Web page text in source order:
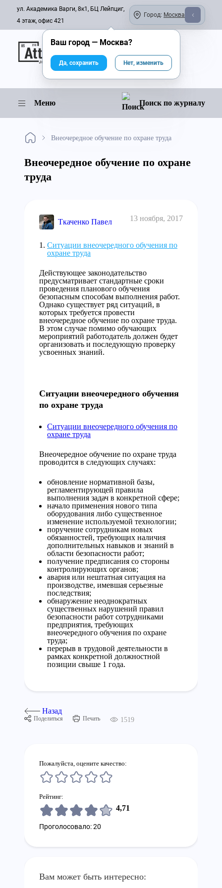
ул. Академика Варги, 8к1, БЦ Лейпциг,
4 этаж, офис 421
Город: Москва
Онлайн-журнал
Меню Поиск по журналу
Внеочередное обучение по охране труда
Внеочередное обучение по охране
труда
Ткаченко Павел 13 ноября, 2017
Ситуации внеочередного обучения по
охране труда
Действующее законодательство
предусматривает стандартные сроки
проведения планового обучения
безопасным способам выполнения работ.
Однако существует ряд ситуаций, в
которых требуется провести
внеочередное обучение по охране труда.
В этом случае помимо обучающих
мероприятий работодатель должен будет
организовать и последующую проверку
усвоенных знаний.
Ситуации внеочередного обучения
по охране труда
Ситуации внеочередного обучения по
охране труда
Внеочередное обучение по охране труда
проводится в следующих случаях:
обновление нормативной базы,
регламентирующей правила
выполнения задач в конкретной сфере;
начало применения нового типа
оборудования либо существенное
изменение используемой технологии;
поручение сотрудникам новых
обязанностей, требующих наличия
дополнительных навыков и знаний в
области безопасности работ;
получение предписания со стороны
контролирующих органов;
авария или нештатная ситуация на
производстве, имевшая серьезные
последствия;
обнаружение неоднократных
существенных нарушений правил
безопасности работ сотрудниками
предприятия, требующих
внеочередного обучения по охране
труда;
перерыв в трудовой деятельности в
рамках конкретной должностной
позиции свыше 1 года.
Назад
Поделиться Печать 1519
Пожалуйста, оцените качество:
Рейтинг:
4,71
Проголосовало: 20
Вам может быть интересно:
Ваш город — Москва?
Да, сохранить Нет, изменить